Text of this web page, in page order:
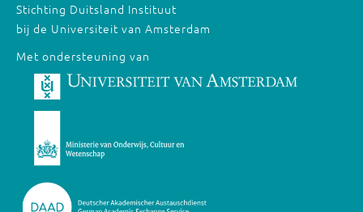
Stichting Duitsland Instituut
bij de Universiteit van Amsterdam
Met ondersteuning van